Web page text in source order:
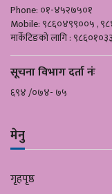
Phone: ०१-४५२७५०१
Mobile: ९८६०४९९००५ ,
मार्केटिङको लागि :
सूचना विभाग दर्ता नंः
६९४ /०७४- ७५
मेनु
गृहपृष्ठ